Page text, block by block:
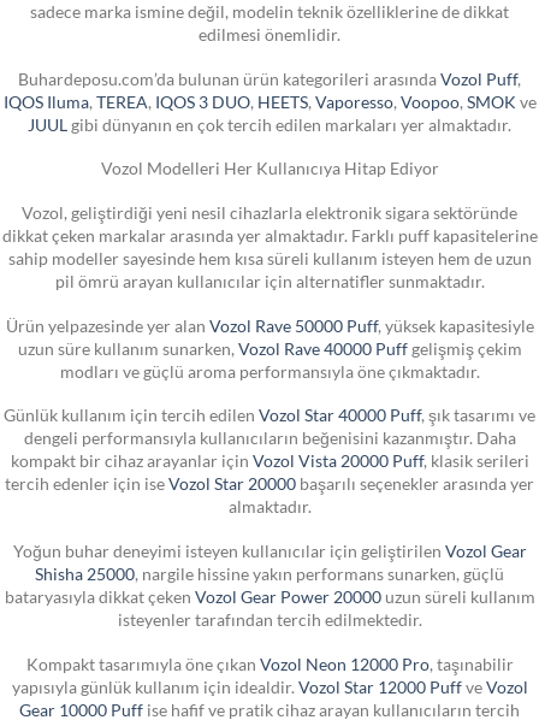
sadece marka ismine değil, modelin teknik özelliklerine de dikkat
edilmesi önemlidir.
Buhardeposu.com’da bulunan ürün kategorileri arasındaVozol Puff,
IQOS Iluma, TEREA IQOS 3 DUO, HEETS, Vaporesso, Voopoo, SMOK ve
JUUL gibi dünyanın en çok tercih edilen markaları yer almaktadır.
Vozol Modelleri Her Kullanıcıya Hitap Ediyor
Vozol, geliştirdiği yeni nesil cihazlarla elektronik sigara sektöründe
dikkat çeken markalar arasında yer almaktadır. Farklı puff kapasitelerine
sahip modeller sayesinde hem kısa süreli kullanım isteyen hem de uzun
pil ömrü arayan kullanıcılar için alternatifler sunmaktadır.
Ürün yelpazesinde yer alan Vozol Rave 50000 Puff, yüksek kapasitesiyle
uzun süre kullanım sunarken, Vozol Rave 40000 Puffgelişmiş çekim
modları ve güçlü aroma performansıyla öne çıkmaktadır.
Günlük kullanım için tercih edilen Vozol Star 40000 Puff, şık tasarımı ve
dengeli performansıyla kullanıcıların beğenisini kazanmıştır. Daha
kompakt bir cihaz arayanlar için Vozol Vista 20000 Puff, klasik serileri
tercih edenler için iseVozol Star 20000 başarılı seçenekler arasında yer
almaktadır.
Yoğun buhar deneyimi isteyen kullanıcılar için geliştirilen Vozol Gear
Shisha 25000 , nargile hissine yakın performans sunarken, güçlü
bataryasıyla dikkat çeken Vozol Gear Power 20000uzun süreli kullanım
isteyenler tarafından tercih edilmektedir.
Kompakt tasarımıyla öne çıkan Vozol Neon 12000 Pro, taşınabilir
yapısıyla günlük kullanım için idealdir. Vozol Star 12000 PuffveVozol
Gear 10000 Puff ise hafif ve pratik cihaz arayan kullanıcıların tercih